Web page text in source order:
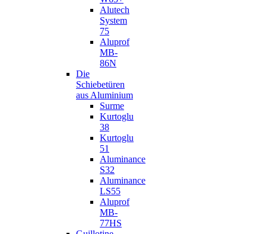
Alutech
System
75
Aluprof
MB-
86N
Die
Schiebetüren
aus Aluminium
Surme
Kurtoglu
38
Kurtoglu
51
Aluminance
S32
Aluminance
LS55
Aluprof
MB-
77HS